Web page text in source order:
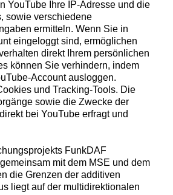
YouTube Ihre IP-Adresse und die
sowie verschiedene
ermitteln. Wenn Sie in
eingeloggt sind, ermöglichen
direkt Ihrem persönlichen
können Sie verhindern, indem
Account ausloggen.
und Tracking-Tools. Die
sowie die Zwecke der
bei YouTube erfragt und
FunkDAF
mit dem MSE und dem
die Grenzen der additiven
liegt auf der multidirektionalen